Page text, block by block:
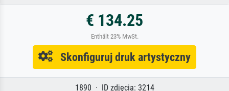
€ 134.25
Enthält 23% MwSt.
Skonfiguruj druk artystyczny
1890 · ID zdjęcia: 3214